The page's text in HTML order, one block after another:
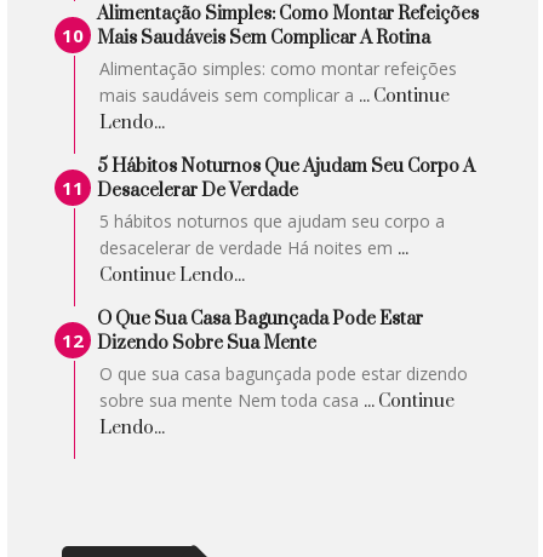
Alimentação Simples: Como Montar Refeições
Mais Saudáveis Sem Complicar A Rotina
Alimentação simples: como montar refeições
mais saudáveis sem complicar a ... Continue
Lendo...
5 Hábitos Noturnos Que Ajudam Seu Corpo A
Desacelerar De Verdade
5 hábitos noturnos que ajudam seu corpo a
desacelerar de verdade Há noites em ...
Continue Lendo...
O Que Sua Casa Bagunçada Pode Estar
Dizendo Sobre Sua Mente
O que sua casa bagunçada pode estar dizendo
sobre sua mente Nem toda casa ... Continue
Lendo...